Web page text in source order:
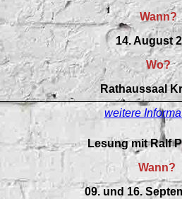
Wann?
14. August
Wo?
Rathaussaal
weitere
Lesung mit Ralf
Wann?
09. und 16.